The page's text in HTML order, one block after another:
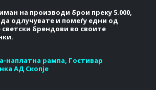
на производи брои преку 5.000,
одлучувате и помеѓу едни од
брендови во своите
наплатна рампа, Гостивар
АД Скопје